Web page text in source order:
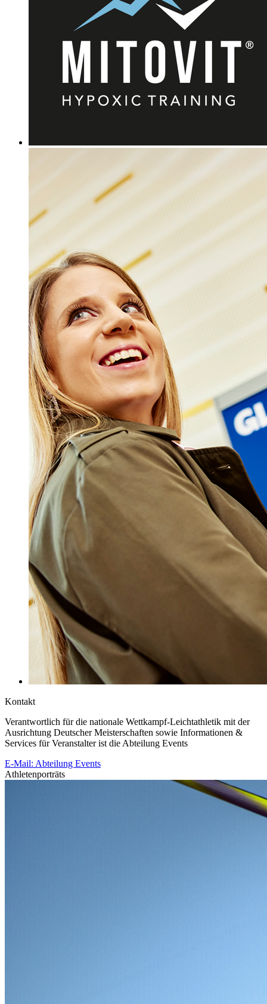
Kontakt
Verantwortlich für die nationale Wettkampf-Leichtathletik mit der
Ausrichtung Deutscher Meisterschaften sowie Informationen &
Services für Veranstalter ist die Abteilung Events
E-Mail: Abteilung Events
Athletenporträts